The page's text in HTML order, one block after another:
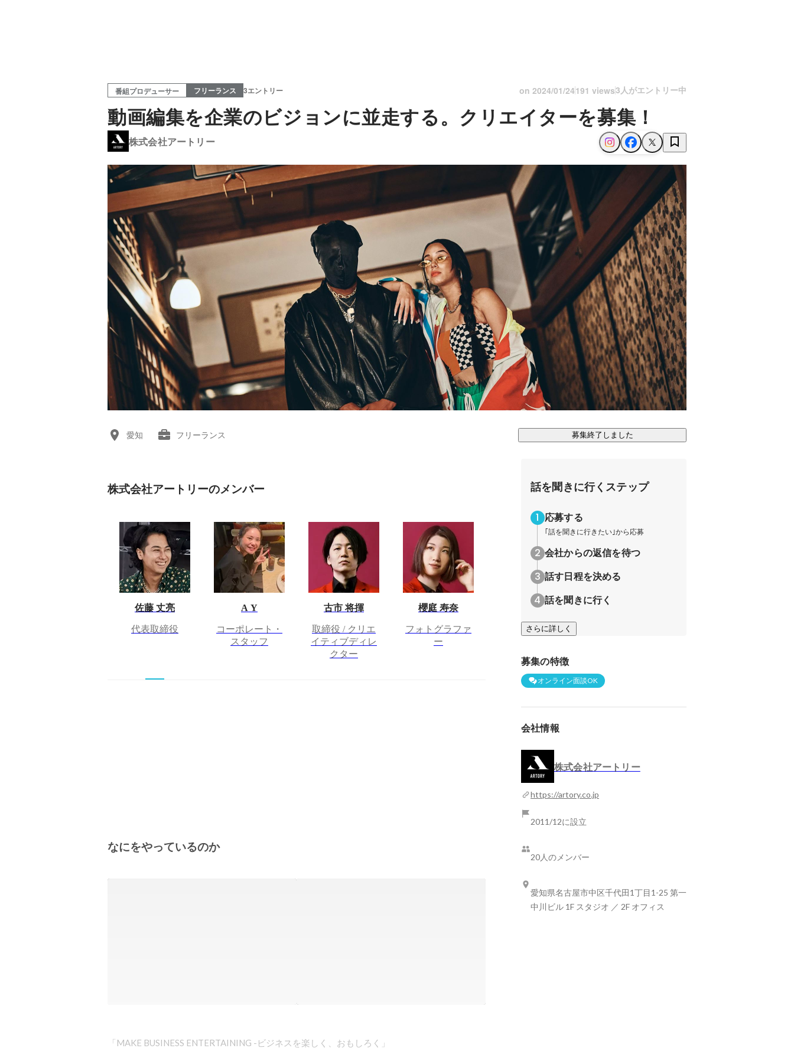
番組プロデューサー フリーランス 3エントリー on 2024/01/24191 views3人がエントリー中
動画編集を企業のビジョンに並走する。クリエイターを募集！
株式会社アートリー
愛知 フリーランス 募集終了しました
株式会社アートリーのメンバー
佐藤 丈亮
代表取締役
A Y
コーポレート・
スタッフ
古市 将揮
取締役 / クリエ
イティブディレ
クター
櫻庭 寿奈
フォトグラファ
ー
なにをやっているのか
「MAKE BUSINESS ENTERTAINING -ビジネスを楽しく、おもしろく」
話を聞きに行くステップ
応募する
｢話を聞きに行きたい｣から応募
会社からの返信を待つ
話す日程を決める
話を聞きに行く
さらに詳しく
募集の特徴
オンライン面談OK
会社情報
株式会社アートリー
https://artory.co.jp
2011/12に設立
20人のメンバー
愛知県名古屋市中区千代田1丁目1-25 第一
中川ビル 1F スタジオ ／ 2F オフィス